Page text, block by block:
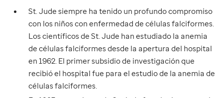
St. Jude siempre ha tenido un profundo compromiso
con los niños con enfermedad de células falciformes.
Los científicos de St. Jude han estudiado la anemia
de células falciformes desde la apertura del hospital
en 1962. El primer subsidio de investigación que
recibió el hospital fue para el estudio de la anemia de
células falciformes.